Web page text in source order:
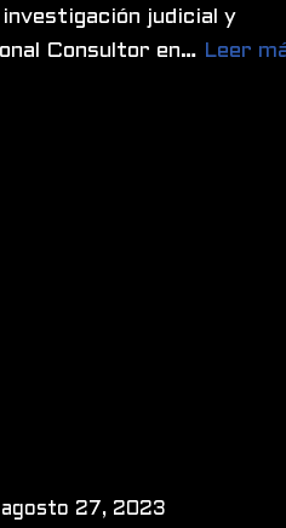
judicial y
Consultor en… Leer
agosto 27, 2023